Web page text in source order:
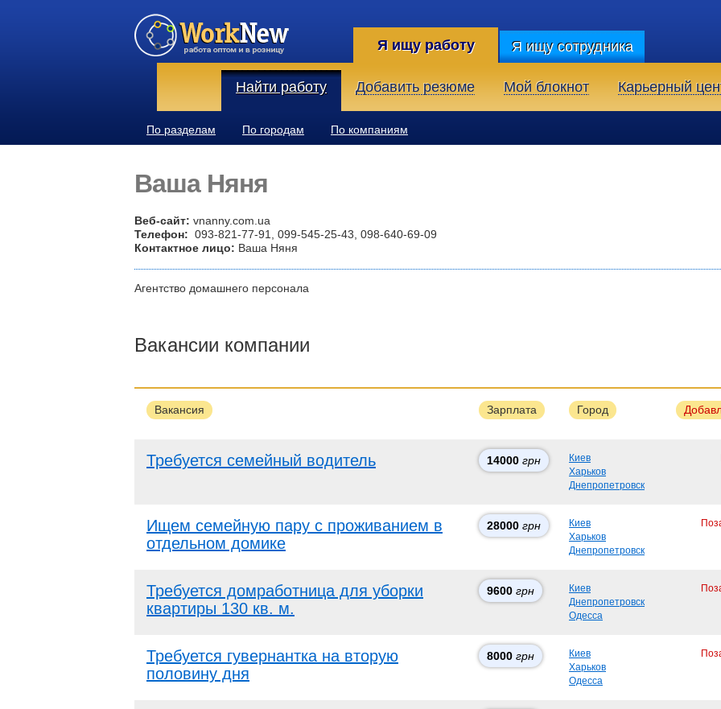
Я ищу работу Я ищу сотрудника
Найти работу Добавить резюме Мой блокнот Карьерный
По разделам По городам По компаниям
Ваша Няня
Веб-сайт: vnanny.com.ua
Телефон: 093-821-77-91, 099-545-25-43, 098-640-69-09
Контактное лицо: Ваша Няня
Агентство домашнего персонала
Вакансии компании
Вакансия Зарплата Город
Требуется семейный водитель 14000 грн
Киев
Харьков
Днепропетровск
Ищем семейную пару с проживанием в
отдельном домике
28000 грн
Киев
Харьков
Днепропетровск
Требуется домработница для уборки
квартиры 130 кв. м.
9600 грн
Киев
Днепропетровск
Одесса
Требуется гувернантка на вторую
половину дня
8000 грн
Киев
Харьков
Одесса